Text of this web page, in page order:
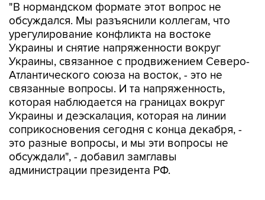
"В нормандском формате этот вопрос не
обсуждался. Мы разъяснили коллегам, что
урегулирование конфликта на востоке
Украины и снятие напряженности вокруг
Украины, связанное с продвижением Северо-
Атлантического союза на восток, - это не
связанные вопросы. И та напряженность,
которая наблюдается на границах вокруг
Украины и деэскалация, которая на линии
соприкосновения сегодня с конца декабря, -
это разные вопросы, и мы эти вопросы не
обсуждали", - добавил замглавы
администрации президента РФ.